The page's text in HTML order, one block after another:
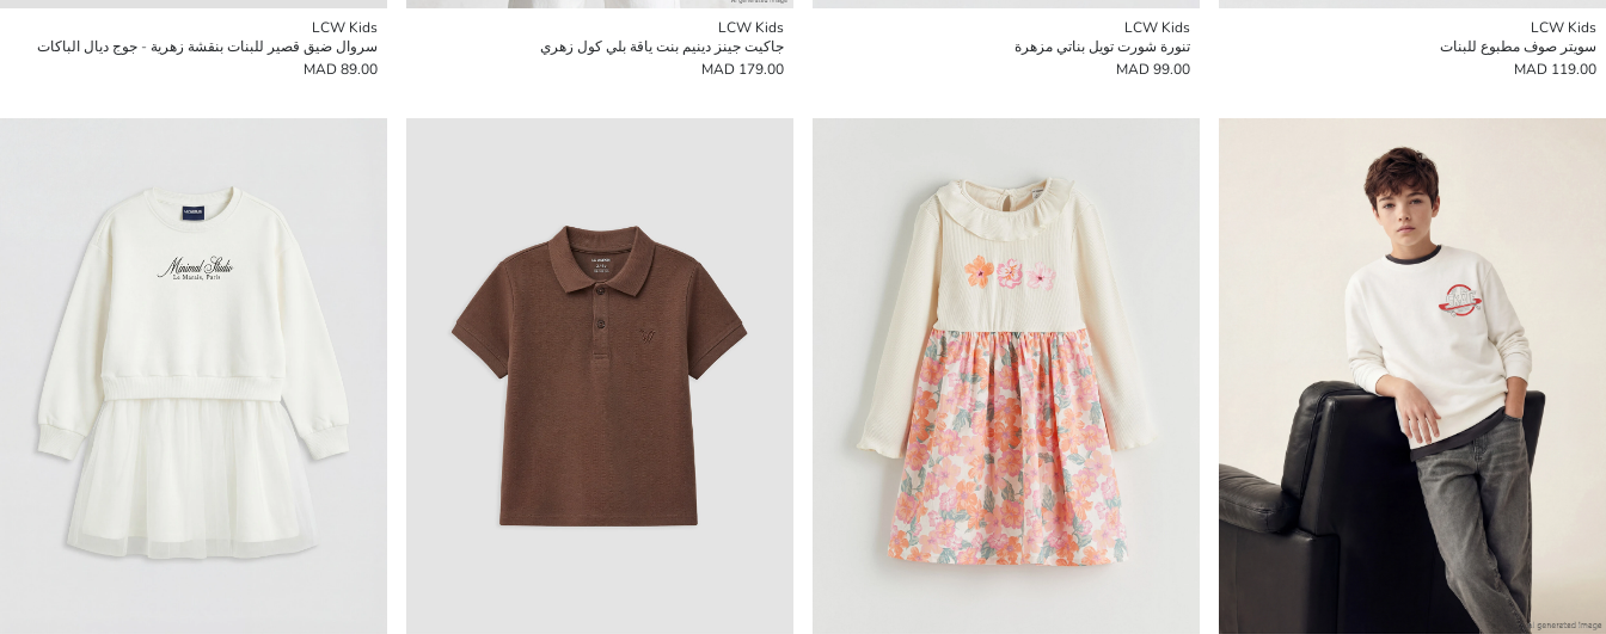
LCW Kids
سويتر صوف مطبوع للبنات
119.00 MAD
LCW Kids
تنورة شورت تويل بناتي مزهرة
99.00 MAD
LCW Kids
جاكيت جينز دينيم بنت ياقة بلي كول زهري
179.00 MAD
LCW Kids
سروال ضيق قصير للبنات بنقشة زهرية - جوج ديال الباكات
89.00 MAD